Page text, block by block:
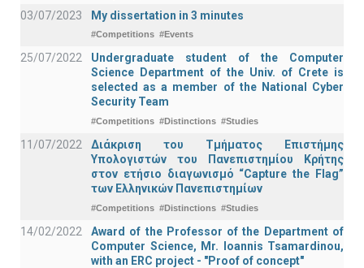
03/07/2023
My dissertation in 3 minutes
#Competitions #Events
25/07/2022
Undergraduate student of the Computer
Science Department of the Univ. of Crete is
selected as a member of the National Cyber
Security Team
#Competitions #Distinctions #Studies
11/07/2022
Διάκριση του Τμήματος Επιστήμης
Υπολογιστών του Πανεπιστημίου Κρήτης
στον ετήσιο διαγωνισμό “Capture the Flag”
των Ελληνικών Πανεπιστημίων
#Competitions #Distinctions #Studies
14/02/2022
Award of the Professor of the Department of
Computer Science, Mr. Ioannis Tsamardinou,
with an ERC project - "Proof of concept"